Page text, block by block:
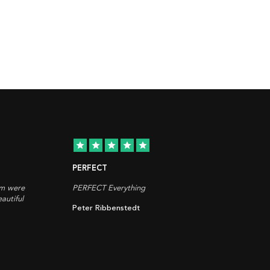
were
star star star star star
PERFECT
PERFECT Everything
Peter Ribbenstedt